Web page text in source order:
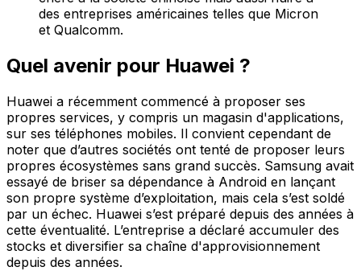
des entreprises américaines telles que Micron
et Qualcomm.
Quel avenir pour Huawei ?
Huawei a récemment commencé à proposer ses
propres services, y compris un magasin d'applications,
sur ses téléphones mobiles. Il convient cependant de
noter que d’autres sociétés ont tenté de proposer leurs
propres écosystèmes sans grand succès. Samsung avait
essayé de briser sa dépendance à Android en lançant
son propre système d’exploitation, mais cela s’est soldé
par un échec. Huawei s’est préparé depuis des années à
cette éventualité. L’entreprise a déclaré accumuler des
stocks et diversifier sa chaîne d'approvisionnement
depuis des années.